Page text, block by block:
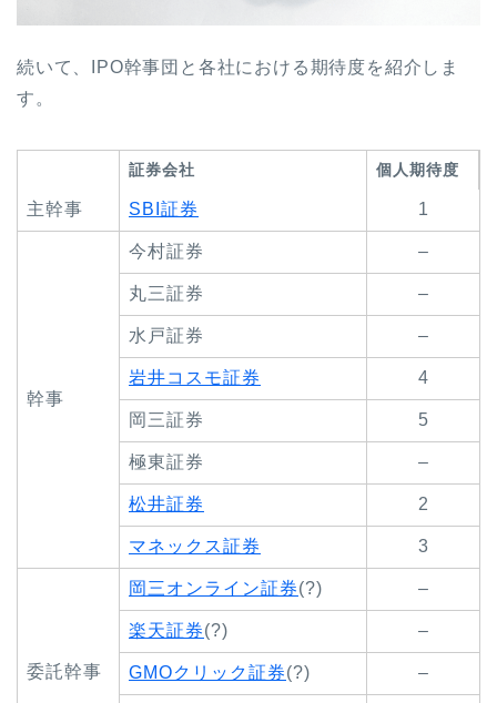
続いて、IPO幹事団と各社における期待度を紹介しま
す。
証券会社 個人期待度
主幹事 SBI証券 1
幹事
今村証券 –
丸三証券 –
水戸証券 –
岩井コスモ証券 4
岡三証券 5
極東証券 –
松井証券 2
マネックス証券 3
委託幹事
岡三オンライン証券(?) –
楽天証券(?) –
GMOクリック証券(?) –